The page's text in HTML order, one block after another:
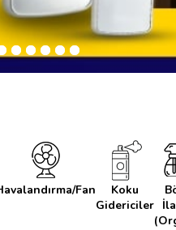
Fan
Koku
Gidericiler